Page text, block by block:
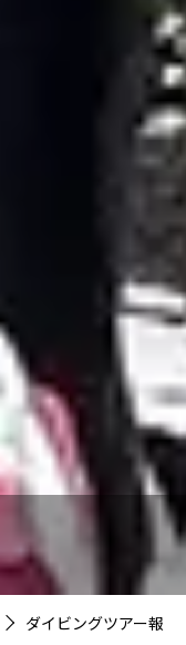
ダイビングツアー報告